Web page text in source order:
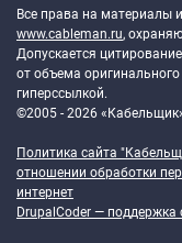
Все права на материалы
www.cableman.ru,
Допускается
от объема
гиперссылкой.
©2005 - 2026
Политика сайта
отношении обработки
интернет
DrupalCoder — поддержка